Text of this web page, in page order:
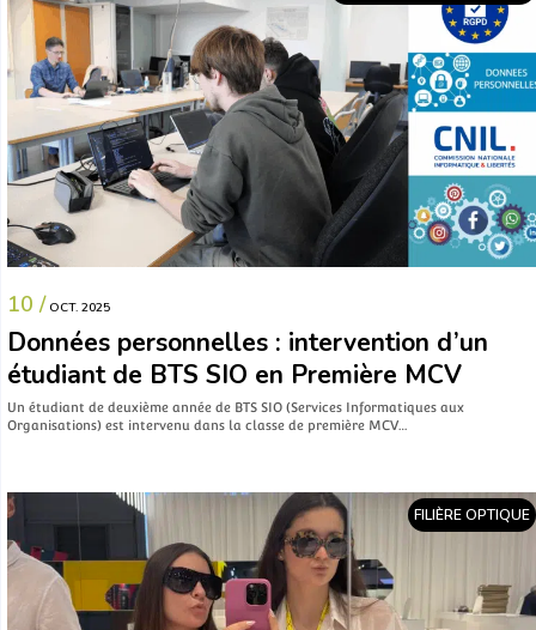
10 / OCT. 2025
Données personnelles : intervention d’un
étudiant de BTS SIO en Première MCV
Un étudiant de deuxième année de BTS SIO (Services Informatiques aux
Organisations) est intervenu dans la classe de première MCV…
FILIÈRE OPTIQUE